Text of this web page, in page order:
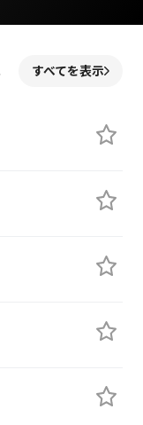
すべてを表示